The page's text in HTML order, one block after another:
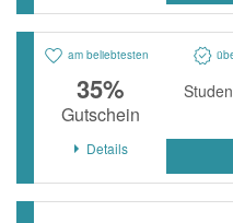
Click & Boat
Lidl
BOGNER
momox
am beliebtesten
35%
Gutschein
Details